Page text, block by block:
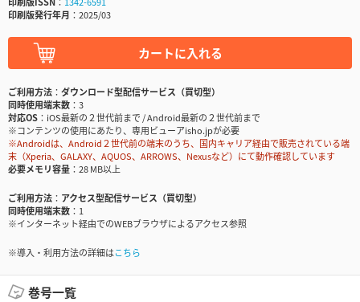
印刷版発行年月
2025/03
カートに入れる
ご利用方法
ダウンロード型配信サービス（買切型）
同時使用端末数
3
対応OS
iOS最新の２世代前まで / Android最新の２世代前まで
※コンテンツの使用にあたり、専用ビューアisho.jpが必要
※Androidは、Android２世代前の端末のうち、国内キャリア経由で販売されている端
末（Xperia、GALAXY、AQUOS、ARROWS、Nexusなど）にて動作確認しています
必要メモリ容量
28 MB以上
ご利用方法
アクセス型配信サービス（買切型）
同時使用端末数
1
※インターネット経由でのWEBブラウザによるアクセス参照
※導入・利用方法の詳細はこちら
巻号一覧